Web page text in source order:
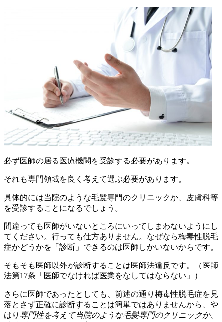
必ず医師の居る医療機関を受診する必要があります。
それも専門領域を良く考えて選ぶ必要があります。
具体的には当院のような毛髪専門のクリニックか、皮膚科等
を受診することになるでしょう。
間違っても医師がいないところにいってしまわないようにし
てください。行っても仕方ありません。なぜなら梅毒性脱毛
症かどうかを「診断」できるのは医師しかいないからです。
そもそも医師以外が診断することは医師法違反です。（医師
法第17条「医師でなければ医業をなしてはならない」）
さらに医師であったとしても、前述の通り梅毒性脱毛症を見
落とさず正確に診断することは簡単ではありませんから、や
はり 専門性を考えて当院のような毛髪専門のクリニックか、